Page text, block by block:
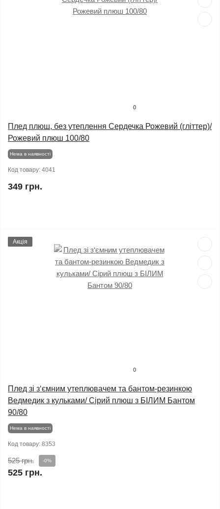
0
Плед плюш, без утеплення Сердечка Рожевий (гліттер)/
Рожевий плюш 100/80
Нема в наявності
Код товару: 4041
349 грн.
Акція
0
Плед зі з‘ємним утеплювачем та бантом-резинкою
Ведмедик з кульками/ Сірий плюш з БІЛИМ Бантом
90/80
Нема в наявності
Код товару: 8353
525 грн. -0%
525 грн.